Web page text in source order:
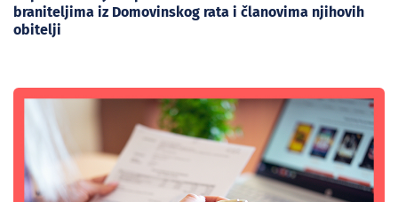
braniteljima iz Domovinskog rata i članovima njihovih
obitelji